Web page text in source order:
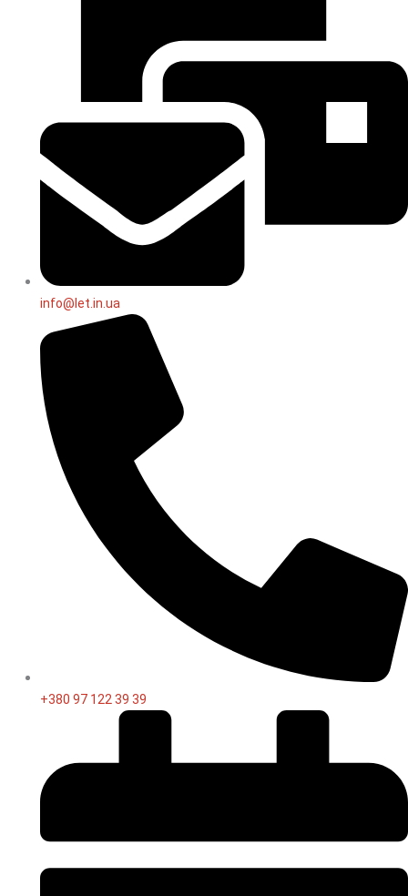
info@let.in.ua
+380 97 122 39 39